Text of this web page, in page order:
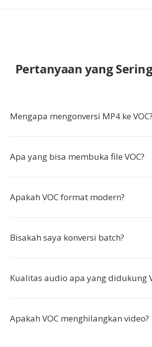
Pertanyaan yang
Mengapa mengonversi MP4 ke VOC?
Apa yang bisa membuka file VOC?
Apakah VOC format modern?
Bisakah saya konversi batch?
Kualitas audio apa yang didukung
Apakah VOC menghilangkan video?